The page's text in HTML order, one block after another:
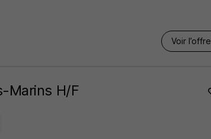
Voir l’offre
Marins H/F